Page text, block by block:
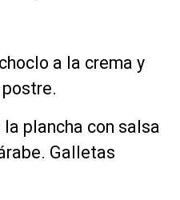
a la crema y
plancha con salsa
Galletas